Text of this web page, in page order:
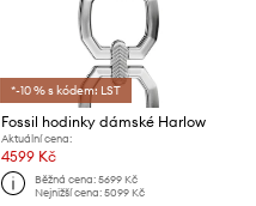
*-10 % s kódem: LST
Fossil hodinky dámské Harlow
Aktuální cena:
4599 Kč
Běžná cena:5699 Kč
Nejnižší cena:5099 Kč